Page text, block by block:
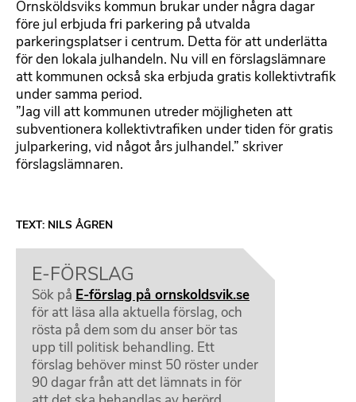
Örnsköldsviks kommun brukar under några dagar
före jul erbjuda fri parkering på utvalda
parkeringsplatser i centrum. Detta för att underlätta
för den lokala julhandeln. Nu vill en förslagslämnare
att kommunen också ska erbjuda gratis kollektivtrafik
under samma period.
”Jag vill att kommunen utreder möjligheten att
subventionera kollektivtrafiken under tiden för gratis
julparkering, vid något års julhandel.” skriver
förslagslämnaren.
TEXT: NILS ÅGREN
E-FÖRSLAG
Sök på E-förslag på ornskoldsvik.se
för att läsa alla aktuella förslag, och
rösta på dem som du anser bör tas
upp till politisk behandling. Ett
förslag behöver minst 50 röster under
90 dagar från att det lämnats in för